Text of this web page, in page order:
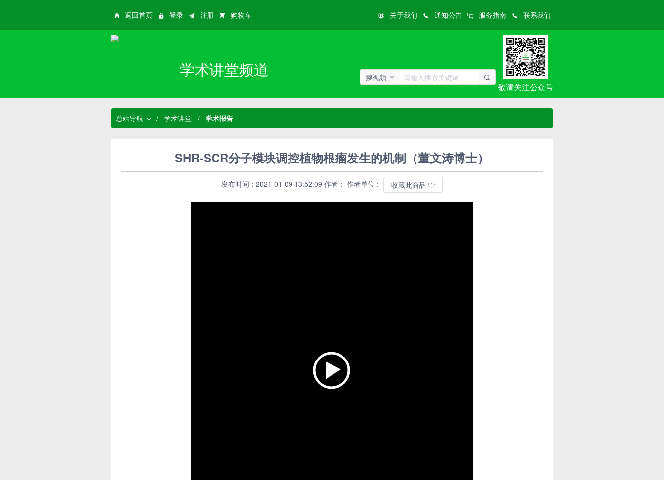
返回首页 登录 注册 购物车 关于我们 通知公告 服务指南 联系我们
学术讲堂频道 搜视频
敬请关注公众号
总站导航 / 学术讲堂 / 学术报告
SHR-SCR分子模块调控植物根瘤发生的机制（董文涛博士）
发布时间：2021-01-09 13:52:09 作者： 作者单位： 收藏此商品